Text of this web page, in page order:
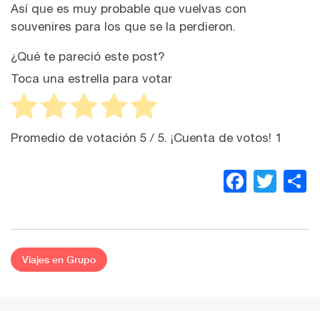
Así que es muy probable que vuelvas con
souvenires para los que se la perdieron.
¿Qué te pareció este post?
Toca una estrella para votar
Promedio de votación 5 / 5. ¡Cuenta de votos! 1
Viajes en Grupo